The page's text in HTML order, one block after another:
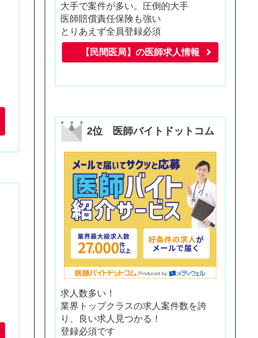
大手で案件が多い。圧倒的大手
医師賠償責任保険も強い
とりあえず全員登録必須
【民間医局】の医師求人情報
2位 医師バイトドットコム
求人数多い！
業界トップクラスの求人案件数を誇
り、良い求人見つかる！
登録必須です